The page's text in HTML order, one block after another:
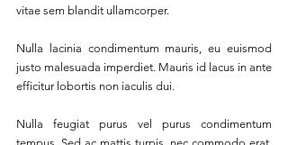
vitae sem blandit ullamcorper.
Nulla lacinia condimentum mauris, eu euismod
justo malesuada imperdiet. Mauris id lacus in ante
efficitur lobortis non iaculis dui.
Nulla feugiat purus vel purus condimentum